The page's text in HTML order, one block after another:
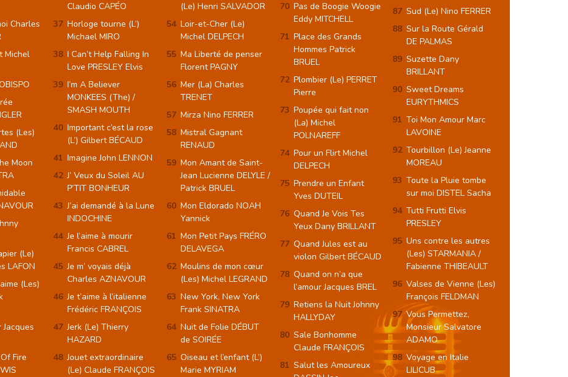
Charles
Michel
(Les)
Moon
(Le)
LAFON
(Les)
Fire
Claudio CAPÉO
Horloge tourne (L’)
Michael MIRO
I Can’t Help Falling In
Love PRESLEY Elvis
I’m A Believer
MONKEES (The) /
SMASH MOUTH
Important c’est la rose
(L’) Gilbert BÉCAUD
Imagine John LENNON
J’ Veux du Soleil AU
P’TIT BONHEUR
J’ai demandé à la Lune
INDOCHINE
Je l’aime à mourir
Francis CABREL
Je m’ voyais déjà
Charles AZNAVOUR
Je t’aime à l’italienne
Frédéric FRANÇOIS
Jerk (Le) Thierry
HAZARD
Jouet extraordinaire
(Le) Claude FRANÇOIS
(Le) Henri SALVADOR
Loir-et-Cher (Le)
Michel DELPECH
Ma Liberté de penser
Florent PAGNY
Mer (La) Charles
TRENET
Mirza Nino FERRER
Mistral Gagnant
RENAUD
Mon Amant de Saint-
Jean Lucienne DELYLE /
Patrick BRUEL
Mon Eldorado NOAH
Yannick
Mon Petit Pays FRÉRO
DELAVEGA
Moulins de mon cœur
(Les) Michel LEGRAND
New York, New York
Frank SINATRA
Nuit de Folie DÉBUT
de SOIRÉE
Oiseau et l’enfant (L’)
Marie MYRIAM
Pas de Boogie Woogie
Eddy MITCHELL
Place des Grands
Hommes Patrick
BRUEL
Plombier (Le) PERRET
Pierre
Poupée qui fait non
(La) Michel
POLNAREFF
Pour un Flirt Michel
DELPECH
Prendre un Enfant
Yves DUTEIL
Quand Je Vois Tes
Yeux Dany BRILLANT
Quand Jules est au
violon Gilbert BÉCAUD
Quand on n’a que
l’amour Jacques BREL
Retiens la Nuit Johnny
HALLYDAY
Sale Bonhomme
Claude FRANÇOIS
Salut les Amoureux
Sud (Le) Nino FERRER
Sur la Route Gérald
DE PALMAS
Suzette Dany
BRILLANT
Sweet Dreams
EURYTHMICS
Toi Mon Amour Marc
LAVOINE
Tourbillon (Le) Jeanne
MOREAU
Toute la Pluie tombe
sur moi DISTEL Sacha
Tutti Frutti Elvis
PRESLEY
Uns contre les autres
(Les) STARMANIA /
Fabienne THIBEAULT
Valses de Vienne (Les)
François FELDMAN
Vous Permettez,
Monsieur Salvatore
ADAMO
Voyage en Italie
LILICUB